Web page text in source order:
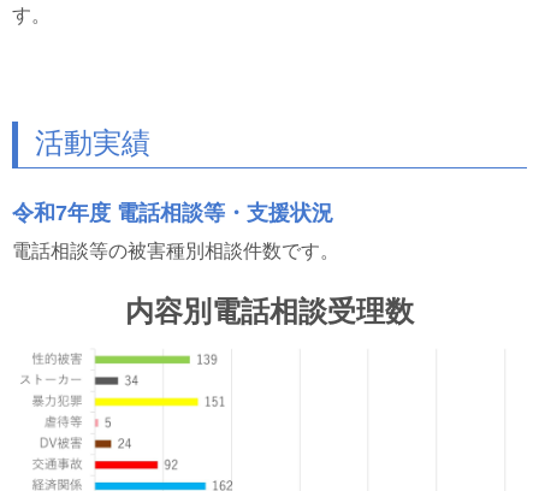
す。
活動実績
令和7年度 電話相談等・支援状況
電話相談等の被害種別相談件数です。
内容別電話相談受理数